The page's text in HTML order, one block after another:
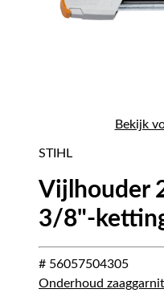
Bekijk
STIHL
Vijlhouder
3/8"-
# 56057504305
Onderhoud